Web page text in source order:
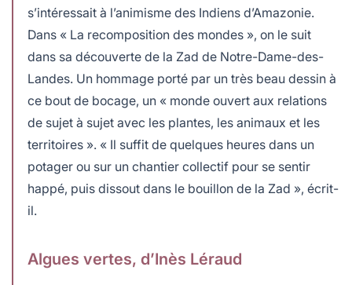
s’intéressait à l’animisme des Indiens d’Amazonie.
Dans « La recomposition des mondes », on le suit
dans sa découverte de la Zad de Notre-Dame-des-
Landes. Un hommage porté par un très beau dessin à
ce bout de bocage, un « monde ouvert aux relations
de sujet à sujet avec les plantes, les animaux et les
territoires ». « Il suffit de quelques heures dans un
potager ou sur un chantier collectif pour se sentir
happé, puis dissout dans le bouillon de la Zad », écrit-
il.
Algues vertes, d’Inès Léraud